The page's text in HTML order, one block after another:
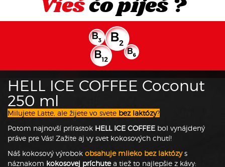
Vieščo piješ ?
HELL ICE COFFEE Coconut
250 ml
Milujete Latte, ale žijete vo svete bez laktózy?
Potom najnovší prírastok HELL ICE COFFEE bol vynájdený
práve pre Vás! Zažite aj vy svet kokosových chutí!
Náš kokosový výrobok obsahuje mlieko bez laktózys
náznakom kokosovej príchutea tiež to najlepšie z kávy: